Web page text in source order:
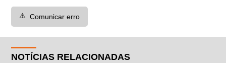
⚠️ Comunicar erro
NOTÍCIAS RELACIONADAS